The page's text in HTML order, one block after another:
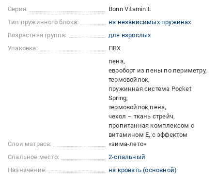
Серия:
Bonn Vitamin E
Тип пружинного блока:
на независимых пружинах
Возрастная группа:
для взрослых
Упаковка:
ПВХ
Слои матраса:
пена
евроборт из пены по периметру
термовойлок
пружинная система Pocket
Spring
термовойлок пена
чехол – ткань стрейч,
пропитанная комплексом с
витамином Е, с эффектом
«зима-лето»
Спальное место:
2-спальный
Назначение:
на кровать (основной)